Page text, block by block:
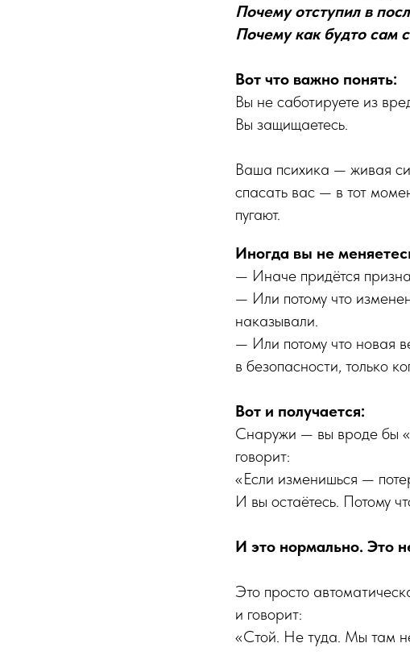
Почему отступил в
Почему как будто сам
Вот что важно понять:
Вы не саботируете из
Вы защищаетесь.
Ваша психика — живая
спасать вас — в тот
пугают.
Иногда вы не
— Иначе придётся
— Или потому что
наказывали.
— Или потому что новая
в безопасности, только
Вот и получается:
Снаружи — вы вроде бы
говорит:
«Если изменишься —
И вы остаётесь. Потому
И это нормально. Это
Это просто
и говорит:
«Стой. Не туда. Мы там